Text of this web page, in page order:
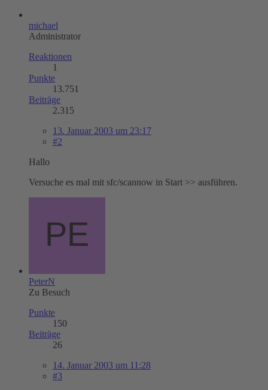
michael
Administrator
Reaktionen
1
Punkte
13.751
Beiträge
2.315
13. Januar 2003 um 23:17
#2
Hallo
Versuche es mal mit sfc/scannow in Start >> ausführen.
PeterN
Zu Besuch
Punkte
150
Beiträge
26
14. Januar 2003 um 11:28
#3